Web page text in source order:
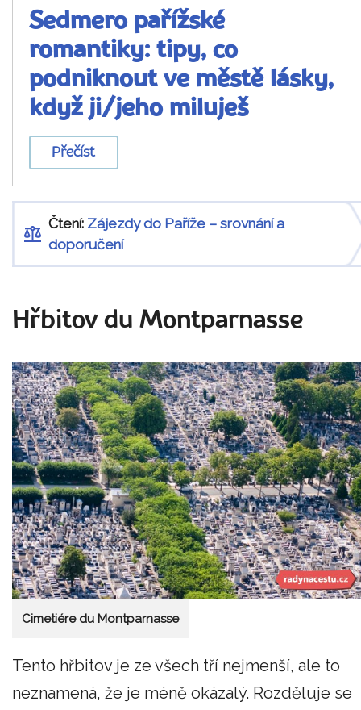
Sedmero pařížské
romantiky: tipy, co
podniknout ve městě lásky,
když ji/jeho miluješ
Přečíst
Čtení: Zájezdy do Paříže – srovnání a
doporučení
Hřbitov du Montparnasse
Cimetiére du Montparnasse
Tento hřbitov je ze všech tří nejmenší, ale to
neznamená, že je méně okázalý. Rozděluje se